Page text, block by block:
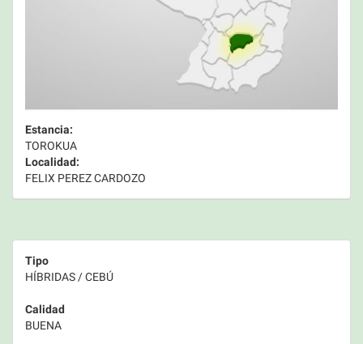
Estancia:
TOROKUA
Localidad:
FELIX PEREZ CARDOZO
Tipo
HÍBRIDAS / CEBÚ
Calidad
BUENA